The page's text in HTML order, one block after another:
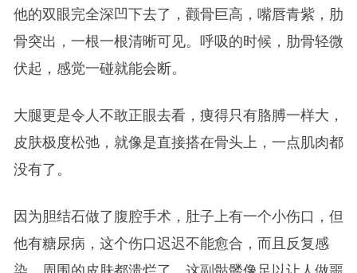
他的双眼完全深凹下去了，颧骨巨高，嘴唇青紫，肋
骨突出，一根一根清晰可见。呼吸的时候，肋骨轻微
伏起，感觉一碰就能会断。
大腿更是令人不敢正眼去看，痩得只有胳膊一样大，
皮肤极度松弛，就像是直接搭在骨头上，一点肌肉都
没有了。
因为胆结石做了腹腔手术，肚子上有一个小伤口，但
他有糖尿病，这个伤口迟迟不能愈合，而且反复感